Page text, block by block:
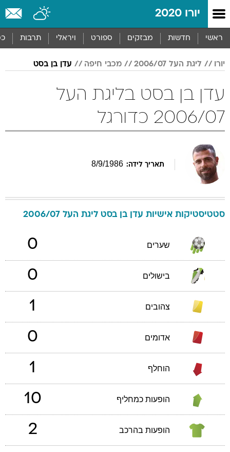
יורו 2020
ראשי חדשות מבזקים ספורט ויראלי תרבות
יורו ליגת העל 2006/07 מכבי חיפה עדן בן בסט
עדן בן בסט בליגת העל
2006/07 כדורגל
תאריך לידה: 8/9/1986
סטטיסטיקות אישיות עדן בן בסט ליגת העל 2006/07
שערים 0
בישולים 0
צהובים 1
אדומים 0
הוחלף 1
הופעות כמחליף 10
הופעות בהרכב 2